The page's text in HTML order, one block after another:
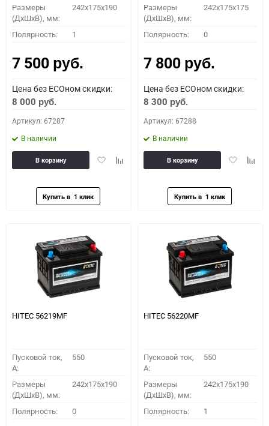
Размеры
(ДхШхВ), мм:
242x175x190
Полярность: 1
7 500 руб.
Цена без ECOном скидки:
8 000 руб.
Артикул: 67287
В наличии
ДобавитьДобавить
В корзину
Размеры
(ДхШхВ), мм:
242x175x175
Полярность: 0
7 800 руб.
Цена без ECOном скидки:
8 300 руб.
Артикул: 67288
В наличии
Добавить
В корзину
HITEC 56219MF
Пусковой ток,
A:
550
Размеры
(ДхШхВ), мм:
242x175x190
Полярность: 0
HITEC 56220MF
Пусковой ток,
A:
550
Размеры
(ДхШхВ), мм:
242x175x190
Полярность: 1